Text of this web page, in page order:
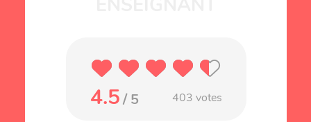
4.5/ 5 403 votes